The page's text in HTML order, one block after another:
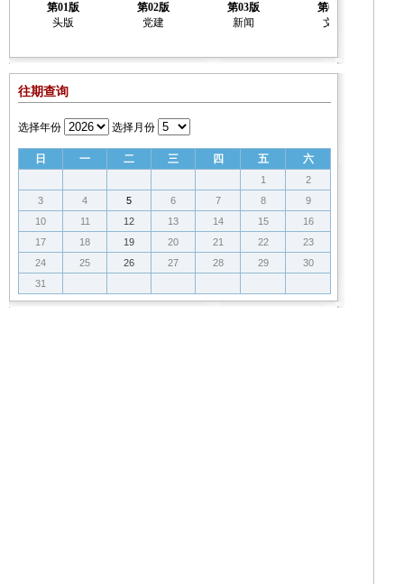
第01版
头版
第02版
党建
第03版
新闻
第04版
文化
往期查询
选择年份 选择月份
日 一 二 三 四 五 六
1
2
3
4 5 6 7 8
9
10
11 12 13 14 15
16
17
18 19 20 21 22
23
24
25 26 27 28 29
30
31